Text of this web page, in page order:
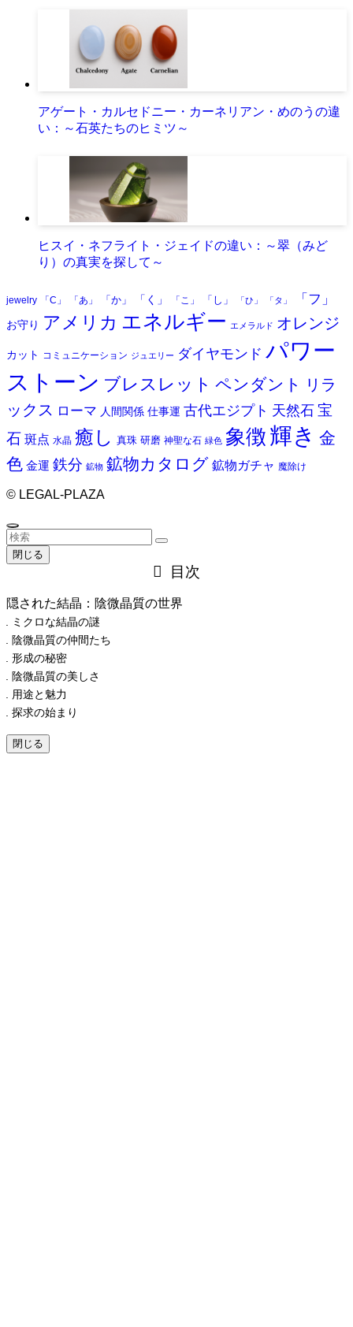
アゲート・カルセドニー・カーネリアン・めのうの違
い：～石英たちのヒミツ～
ヒスイ・ネフライト・ジェイドの違い：～翠（みど
り）の真実を探して～
jewelry 「C」 「あ」 「か」 「く」 「こ」 「し」 「ひ」 「タ」 「フ」
お守り アメリカ エネルギー エメラルド オレンジ
カット コミュニケーション ジュエリー ダイヤモンド パワー
ストーン ブレスレット ペンダント
リラ
ックス ローマ 人間関係 仕事運 古代エジプト 天然石 宝
石 斑点 水晶 癒し 真珠 研磨 神聖な石 緑色 象徴 輝き 金
色 金運 鉄分 鉱物 鉱物カタログ 鉱物ガチャ 魔除け
© LEGAL-PLAZA
閉じる
目次
隠された結晶：陰微晶質の世界
ミクロな結晶の謎
陰微晶質の仲間たち
形成の秘密
陰微晶質の美しさ
用途と魅力
探求の始まり
閉じる